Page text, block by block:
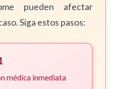
pueden afectar
Siga estos pasos:
médica inmediata